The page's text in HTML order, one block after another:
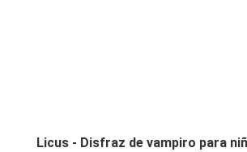
Licus - Disfraz de vampiro para